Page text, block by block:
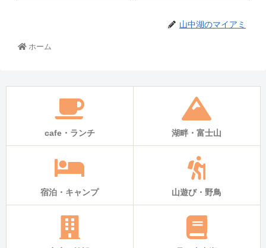
山中湖のマイアミ
ホーム
cafe・ランチ 湖畔・富士山
宿泊・キャンプ 山遊び・野鳥